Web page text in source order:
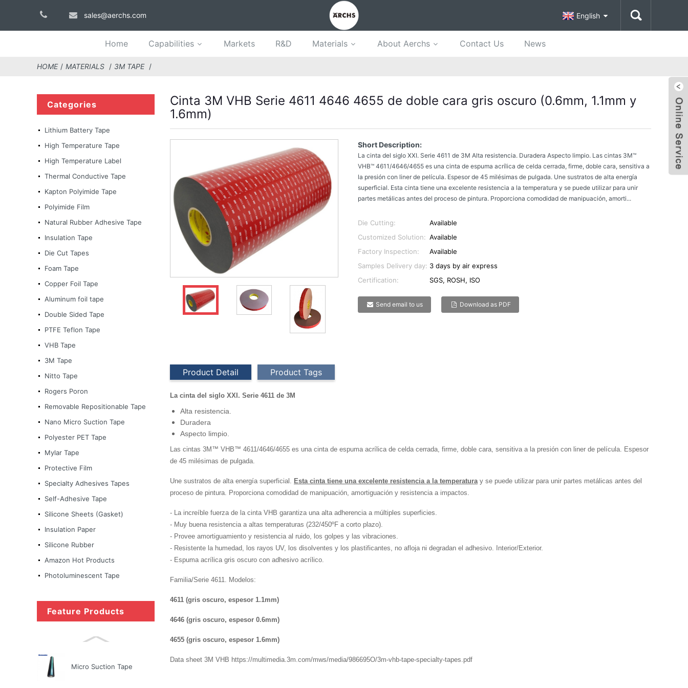
sales@aerchs.com English
Home Capabilities Markets R&D Materials About Aerchs Contact Us News
HOME MATERIALS 3M TAPE
Categories
Lithium Battery Tape
High Temperature Tape
High Temperature Label
Thermal Conductive Tape
Kapton Polyimide Tape
Polyimide Film
Natural Rubber Adhesive Tape
Insulation Tape
Die Cut Tapes
Foam Tape
Copper Foil Tape
Aluminum foil tape
Double Sided Tape
PTFE Teflon Tape
VHB Tape
3M Tape
Nitto Tape
Rogers Poron
Removable Repositionable Tape
Nano Micro Suction Tape
Polyester PET Tape
Mylar Tape
Protective Film
Specialty Adhesives Tapes
Self-Adhesive Tape
Silicone Sheets (Gasket)
Insulation Paper
Silicone Rubber
Amazon Hot Products
Photoluminescent Tape
Feature Products
3M Tape
Nitto Tape
Micro Suction Tape
Ultra-thin matte black
color anti-fingerprint PET
Copper Foil Tape Stained
Glass with Conductive
Micro Suction Tape
Cinta 3M VHB Serie 4611 4646 4655 de doble cara gris oscuro (0.6mm, 1.1mm y
1.6mm)
Short Description:
La cinta del siglo XXI. Serie 4611 de 3M Alta resistencia. Duradera Aspecto limpio. Las cintas 3M™
VHB™ 4611/4646/4655 es una cinta de espuma acrílica de celda cerrada, firme, doble cara, sensitiva a
la presión con liner de película. Espesor de 45 milésimas de pulgada. Une sustratos de alta energía
superficial. Esta cinta tiene una excelente resistencia a la temperatura y se puede utilizar para unir
partes metálicas antes del proceso de pintura. Proporciona comodidad de manipuación, amorti...
Die Cutting:
Available
Customized Solution: Available
Factory Inspection:
Available
Samples Delivery day: 3 days by air express
Certification:
SGS, ROSH, ISO
Send email to us Download as PDF
Product Detail Product Tags
La cinta del siglo XXI. Serie 4611 de 3M
Alta resistencia.
Duradera
Aspecto limpio.
Las cintas 3M™ VHB™ 4611/4646/4655 es una cinta de espuma acrílica de celda cerrada, firme, doble cara, sensitiva a la presión con liner de película. Espesor
de 45 milésimas de pulgada.
Une sustratos de alta energía superficial. Esta cinta tiene una excelente resistencia a la temperatura y se puede utilizar para unir partes metálicas antes del
proceso de pintura. Proporciona comodidad de manipuación, amortiguación y resistencia a impactos.
- La increíble fuerza de la cinta VHB garantiza una alta adherencia a múltiples superficies.
- Muy buena resistencia a altas temperaturas (232/450ºF a corto plazo).
- Provee amortiguamiento y resistencia al ruido, los golpes y las vibraciones.
- Resistente la humedad, los rayos UV, los disolventes y los plastificantes, no afloja ni degradan el adhesivo. Interior/Exterior.
- Espuma acrílica gris oscuro con adhesivo acrílico.
Familia/Serie 4611. Modelos:
4611 (gris oscuro, espesor 1.1mm)
4646 (gris oscuro, espesor 0.6mm)
4655 (gris oscuro, espesor 1.6mm)
Data sheet 3M VHB https://multimedia.3m.com/mws/media/986695O/3m-vhb-tape-specialty-tapes.pdf